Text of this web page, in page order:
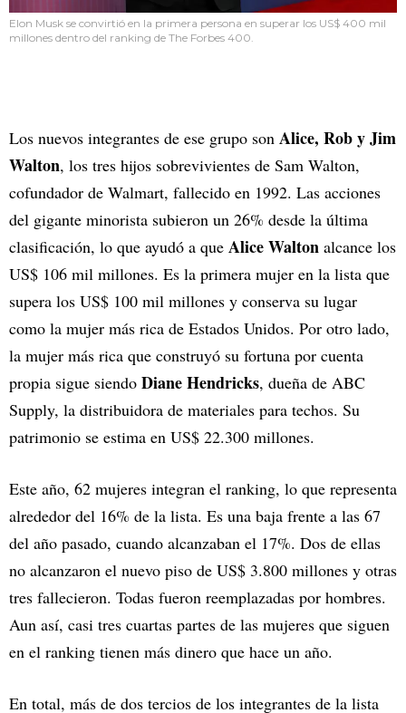
Elon Musk se convirtió en la primera persona en superar los US$ 400 mil
millones dentro del ranking de The Forbes 400.
Los nuevos integrantes de ese grupo son Alice, Rob y Jim
Walton, los tres hijos sobrevivientes de Sam Walton,
cofundador de Walmart, fallecido en 1992. Las acciones
del gigante minorista subieron un 26% desde la última
clasificación, lo que ayudó a que Alice Walton alcance los
US$ 106 mil millones. Es la primera mujer en la lista que
supera los US$ 100 mil millones y conserva su lugar
como la mujer más rica de Estados Unidos. Por otro lado,
la mujer más rica que construyó su fortuna por cuenta
propia sigue siendo Diane Hendricks, dueña de ABC
Supply, la distribuidora de materiales para techos. Su
patrimonio se estima en US$ 22.300 millones.
Este año, 62 mujeres integran el ranking, lo que representa
alrededor del 16% de la lista. Es una baja frente a las 67
del año pasado, cuando alcanzaban el 17%. Dos de ellas
no alcanzaron el nuevo piso de US$ 3.800 millones y otras
tres fallecieron. Todas fueron reemplazadas por hombres.
Aun así, casi tres cuartas partes de las mujeres que siguen
en el ranking tienen más dinero que hace un año.
En total, más de dos tercios de los integrantes de la lista